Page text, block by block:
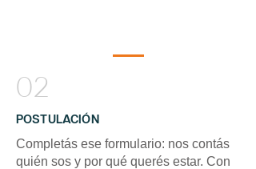
02
POSTULACIÓN
Completás ese formulario: nos contás
quién sos y por qué querés estar. Con